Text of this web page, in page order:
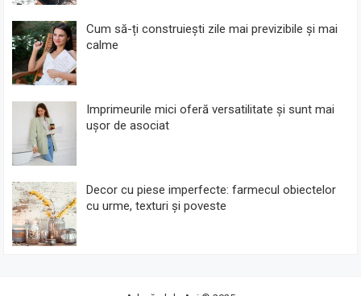
Cum să-ți construiești zile mai previzibile și mai
calme
Imprimeurile mici oferă versatilitate și sunt mai
ușor de asociat
Decor cu piese imperfecte: farmecul obiectelor
cu urme, texturi și poveste